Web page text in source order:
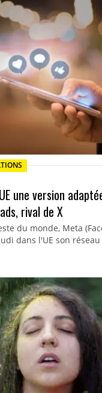
une version
rival de X
du monde, Meta
dans l'UE son